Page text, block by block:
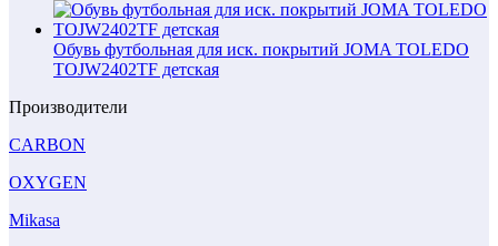
Обувь футбольная для иск. покрытий JOMA TOLEDO
TOJW2402TF детская
Производители
CARBON
OXYGEN
Mikasa